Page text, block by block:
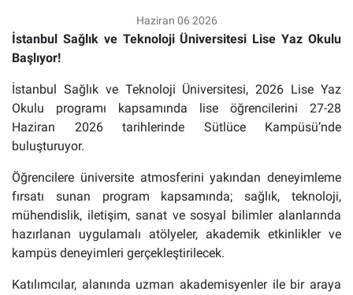
Haziran 06 2026
İstanbul Sağlık ve Teknoloji Üniversitesi Lise Yaz Okulu
Başlıyor!
İstanbul Sağlık ve Teknoloji Üniversitesi, 2026 Lise Yaz
Okulu programı kapsamında lise öğrencilerini 27-28
Haziran 2026 tarihlerinde Sütlüce Kampüsü’nde
buluşturuyor.
Öğrencilere üniversite atmosferini yakından deneyimleme
fırsatı sunan program kapsamında; sağlık, teknoloji,
mühendislik, iletişim, sanat ve sosyal bilimler alanlarında
hazırlanan uygulamalı atölyeler, akademik etkinlikler ve
kampüs deneyimleri gerçekleştirilecek.
Katılımcılar, alanında uzman akademisyenler ile bir araya